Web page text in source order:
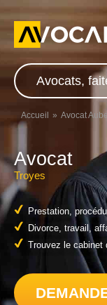
Avocats,
Accueil Avocat Aube
Avocat
Troyes
Prestation,
Divorce, travail,
Trouvez le